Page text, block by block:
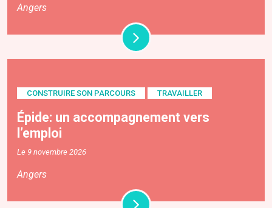
Angers
CONSTRUIRE SON PARCOURS TRAVAILLER
Épide: un accompagnement vers
l’emploi
Le 9 novembre 2026
Angers